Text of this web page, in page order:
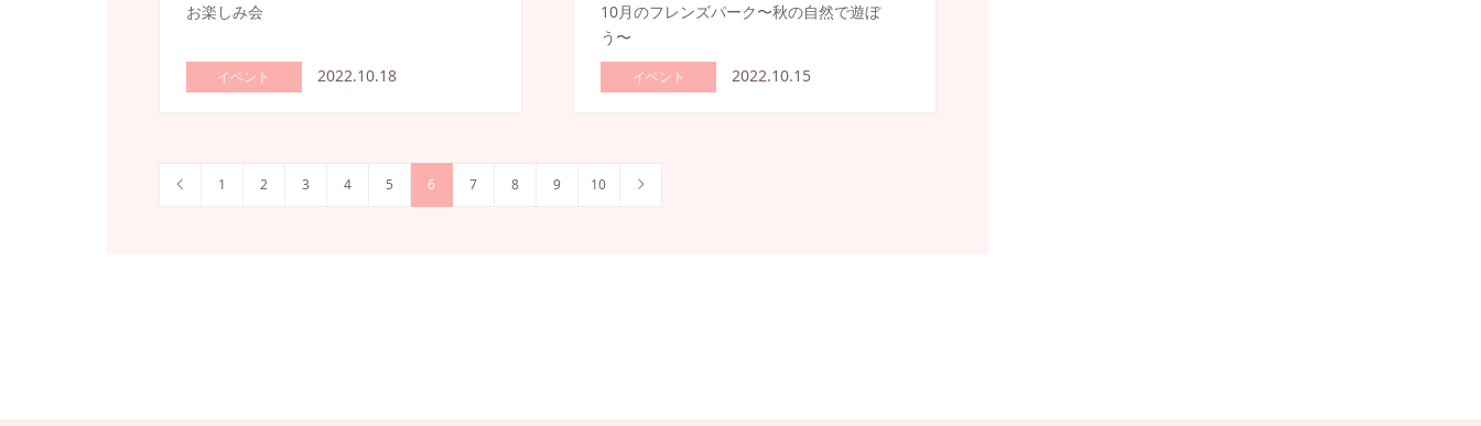
お楽しみ会
イベント 2022.10.18
10月のフレンズパーク〜秋の自然で遊ぼ
う〜
イベント 2022.10.15
1 2 3 4 5 6 7 8 9 10